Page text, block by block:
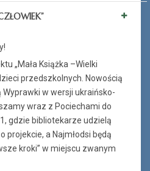
„Mała Książka –Wielki
przedszkolnych. Nowością
w wersji ukraińsko-
wraz z Pociechami do
gdzie bibliotekarze udzielą
projekcie, a Najmłodsi będą
kroki” w miejscu zwanym